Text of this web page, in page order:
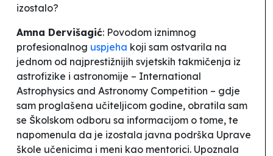
izostalo?
Amna Dervišagić: Povodom iznimnog
profesionalnog uspjeha koji sam ostvarila na
jednom od najprestižnijih svjetskih takmičenja iz
astrofizike i astronomije – International
Astrophysics and Astronomy Competition – gdje
sam proglašena učiteljicom godine, obratila sam
se Školskom odboru sa informacijom o tome, te
napomenula da je izostala javna podrška Uprave
škole učenicima i meni kao mentorici. Upoznala